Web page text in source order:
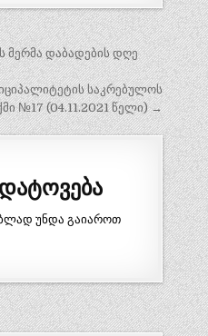
მერმა დაბადების დღე
საკრებულოს
№17 (04.11.2021 წელი) →
უნდა გაიაროთ